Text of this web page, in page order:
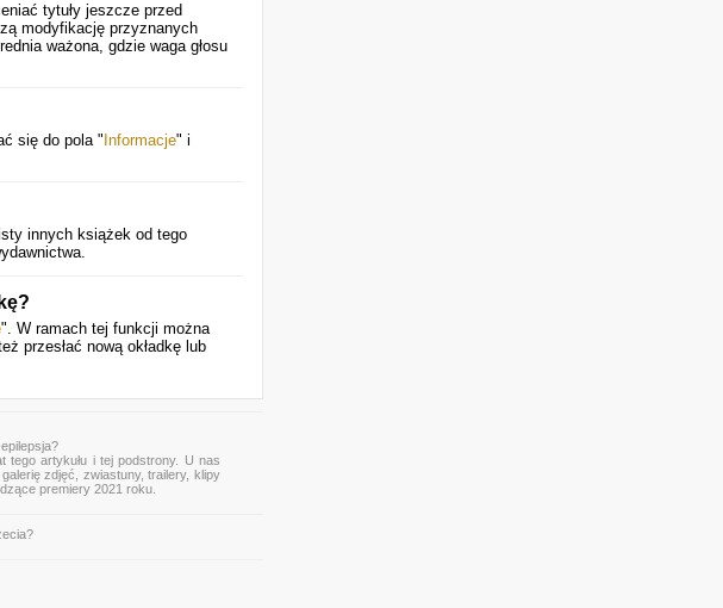
tytuły jeszcze przed
modyfikację przyznanych
ważona, gdzie waga głosu
się do pola " Informacje" i
innych książek od tego
". W ramach tej funkcji można
przesłać nową okładkę lub
tego artykułu i tej podstrony. U nas
zdjęć, zwiastuny, trailery, klipy
premiery 2021 roku.